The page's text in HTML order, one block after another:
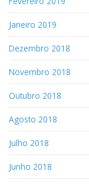
Janeiro 2019
Dezembro 2018
Novembro 2018
Outubro 2018
Agosto 2018
Julho 2018
Junho 2018